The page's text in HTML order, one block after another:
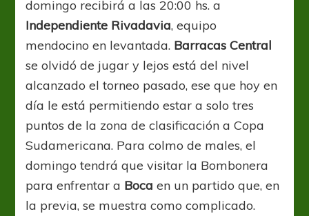
domingo recibirá a las 20:00 hs. a
Independiente Rivadavia, equipo
mendocino en levantada. Barracas Central
se olvidó de jugar y lejos está del nivel
alcanzado el torneo pasado, ese que hoy en
día le está permitiendo estar a solo tres
puntos de la zona de clasificación a Copa
Sudamericana. Para colmo de males, el
domingo tendrá que visitar la Bombonera
para enfrentar a Boca en un partido que, en
la previa, se muestra como complicado.